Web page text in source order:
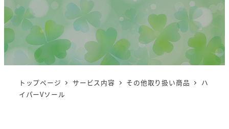
トップページ サービス内容 その他取り扱い商品
ハ
イパーVソール